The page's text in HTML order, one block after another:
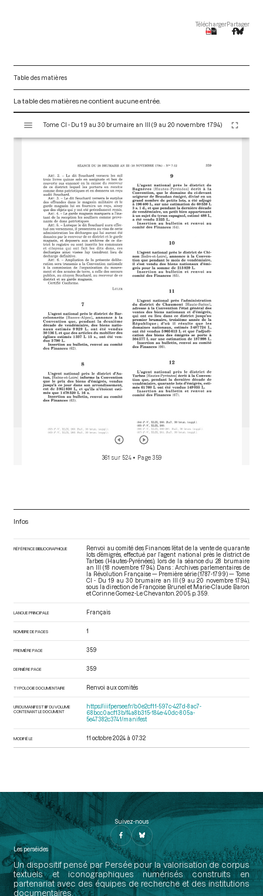
TéléchargerPartager
Table des matières
La table des matières ne contient aucune entrée.
s
Tome CI - Du 19 au 30 brumaire an III (9 au 20 novembre 1794)
361 sur 524 • Page 359
Infos
RÉFÉRENCE BIBLIOGRAPHIQUE
Renvoi au comité des Finances l’état de la vente de quarante
lots d’émigrés, effectué par l’agent national près le district de
Tarbes (Hautes-Pyrénées), lors de la séance du 28 brumaire
an III (18 novembre 1794). Dans : Archives parlementaires de
la Révolution Française — Première série (1787-1799) — Tome
CI - Du 19 au 30 brumaire an III (9 au 20 novembre 1794),
sous la direction de Françoise Brunel et Marie-Claude Baron
et Corinne Gomez-Le Chevanton. 2005. p. 359.
LANGUE PRINCIPALE Français
NOMBRE DE PAGES 1
PREMIÈRE PAGE 359
DERNIÈRE PAGE 359
TYPOLOGIE DOCUMENTAIRE Renvoi aux comités
URI DU MANIFEST IIIF DU VOLUME
CONTENANT LE DOCUMENT
https://iiif.persee.fr/b0e2cf11-597c-427d-8ac7-
68bcc0acf13b/f4a8b315-184e-40dc-805a-
5e47382c3741/manifest
MODIFIÉ LE 11 octobre 2024 à 07:32
Suivez-nous
Les perséides
Un dispositif pensé par Persée pour la valorisation de corpus
textuels et iconographiques numérisés construits en
partenariat avec des équipes de recherche et des institutions
documentaires.